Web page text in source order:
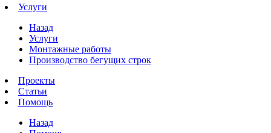
Услуги
Назад
Услуги
Монтажные работы
Производство бегущих строк
Проекты
Статьи
Помощь
Назад